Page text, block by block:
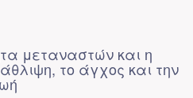
μεταναστών και η
το άγχος και την